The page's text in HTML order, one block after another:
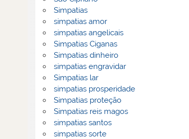
Simpatias
simpatias amor
simpatias angelicais
Simpatias Ciganas
Simpatias dinheiro
simpatias engravidar
Simpatias lar
simpatias prosperidade
Simpatias proteção
Simpatias reis magos
simpatias santos
simpatias sorte